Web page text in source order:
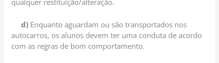
qualquer restituição/alteração.
d) Enquanto aguardam ou são transportados nos
autocarros, os alunos devem ter uma conduta de acordo
com as regras de bom comportamento.